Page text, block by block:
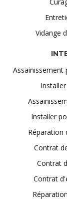
Vidange
Assainissement
Installer
Réparation
Contrat
Contrat
Contrat